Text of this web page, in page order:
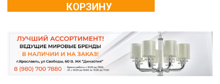
КОРЗИНУ